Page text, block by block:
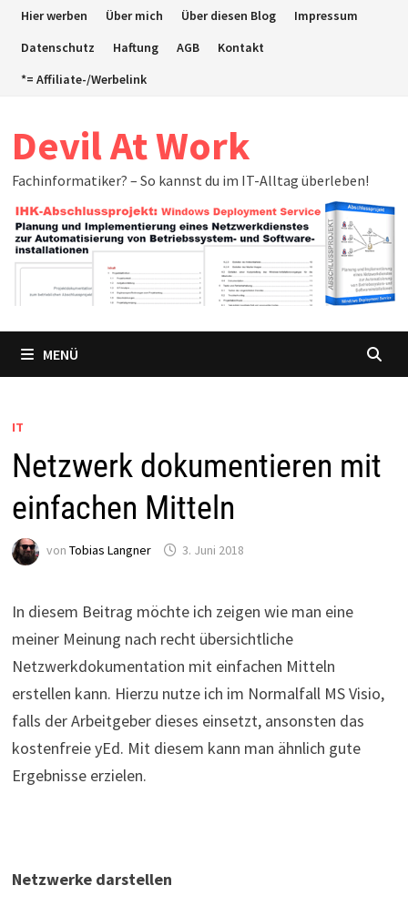
ZumHier werben Über mich Über diesen Blog
Impressum
Datenschutz
Haftung AGB
Kontakt
*= Affiliate-/Werbelink
Devil At Work
Fachinformatiker? – So kannst du im IT-Alltag überleben!
MENÜ
IT
Netzwerk dokumentieren mit
einfachen Mitteln
von Tobias Langner 3. Juni 2018
In diesem Beitrag möchte ich zeigen wie man eine
meiner Meinung nach recht übersichtliche
Netzwerkdokumentation mit einfachen Mitteln
erstellen kann. Hierzu nutze ich im Normalfall MS Visio,
falls der Arbeitgeber dieses einsetzt, ansonsten das
kostenfreie yEd. Mit diesem kann man ähnlich gute
Ergebnisse erzielen.
Netzwerke darstellen